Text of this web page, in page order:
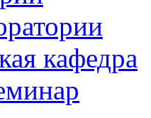
кафедра